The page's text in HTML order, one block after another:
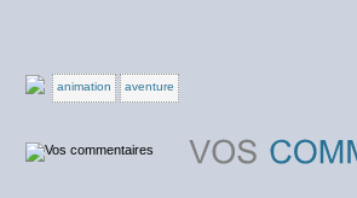
animation aventure